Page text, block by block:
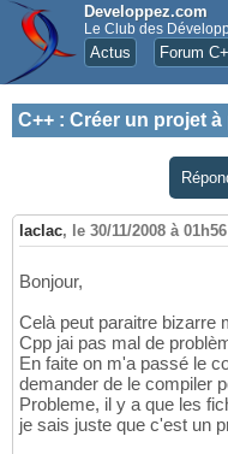
Developpez.com
Le Club des
Actus Forum
C++ : Créer un projet
laclac, le 30/11/2008 à 01h56
Bonjour,
Celà peut paraitre bizarre
Cpp jai pas mal de
En faite on m'a passé le
demander de le compiler
Probleme, il y a que les
je sais juste que c'est un